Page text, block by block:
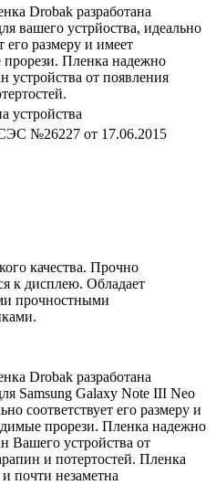
Drobak разработана
вашего устрйоства, идеально
его размеру и имеет
прорези. Пленка надежно
устройства от появления
устройства
№26227 от 17.06.2015
качества. Прочно
к дисплею. Обладает
прочностными
Drobak разработана
Samsung Galaxy Note III Neo
соответствует его размеру и
прорези. Пленка надежно
Вашего устройства от
и потертостей. Пленка
почти незаметна